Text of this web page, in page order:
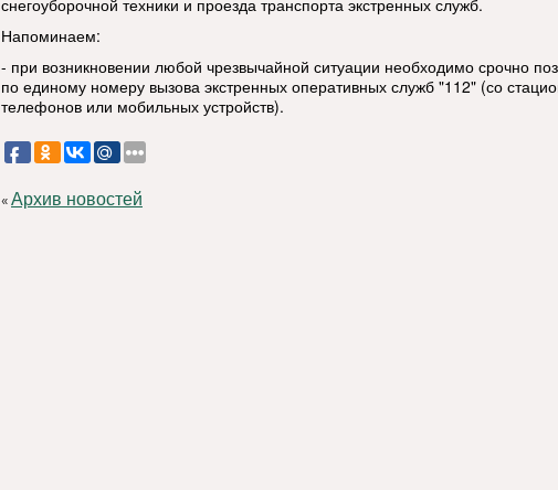
снегоуборочной техники и проезда транспорта экстренных служб.
Напоминаем:
- при возникновении любой чрезвычайной ситуации необходимо срочно
по единому номеру вызова экстренных оперативных служб "112" (со
телефонов или мобильных устройств).
«Архив новостей